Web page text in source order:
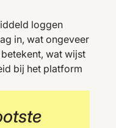
loggen
in, wat ongeveer
wat wijst
bij het platform